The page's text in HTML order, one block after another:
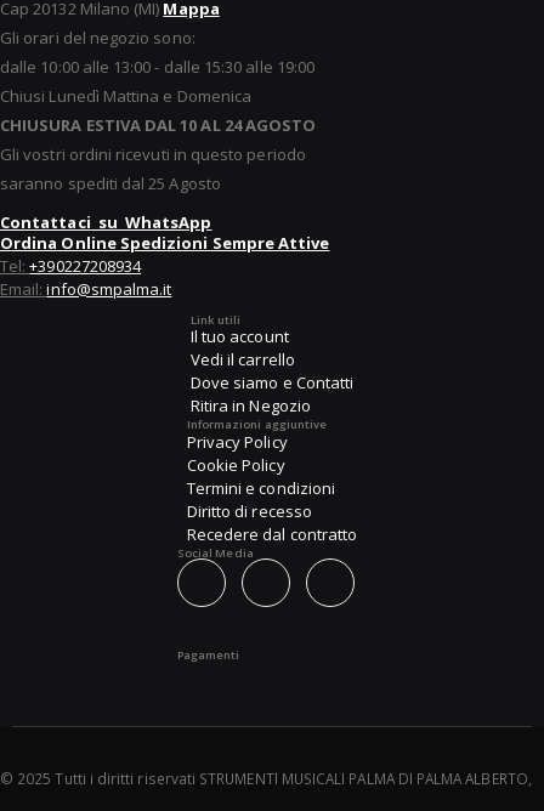
Cap 20132 Milano (MI) Mappa
Gli orari del negozio sono:
dalle 10:00 alle 13:00 - dalle 15:30 alle 19:00
Chiusi Lunedì Mattina e Domenica
CHIUSURA ESTIVA DAL 10 AL 24 AGOSTO
Gli vostri ordini ricevuti in questo periodo
saranno spediti dal 25 Agosto
Contattaci su WhatsApp
Ordina Online Spedizioni Sempre Attive
Tel:+390227208934
Email:info@smpalma.it
Link utili
Il tuo account
Vedi il carrello
Dove siamo e Contatti
Ritira in Negozio
Informazioni aggiuntive
Privacy Policy
Cookie Policy
Termini e condizioni
Diritto di recesso
Recedere dal contratto
Social Media
Pagamenti
© 2025 Tutti i diritti riservati STRUMENTI MUSICALI PALMA DI PALMA ALBERTO,